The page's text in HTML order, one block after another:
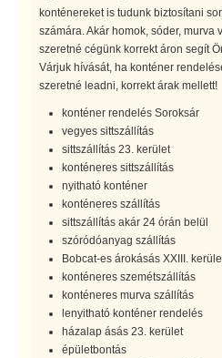
konténereket is tudunk biztosítani
számára. Akár homok, sóder, murva
szeretné cégünk korrekt áron segít
Várjuk hívását, ha konténer
szeretné leadni, korrekt árak mellett!
konténer rendelés Soroksár
vegyes sittszállítás
sittszállítás 23. kerület
konténeres sittszállítás
nyitható konténer
konténeres szállítás
sittszállítás akár 24 órán belül
szóródóanyag szállítás
Bobcat-es árokásás XXIII.
konténeres szemétszállítás
konténeres murva szállítás
lenyitható konténer rendelés
házalap ásás 23. kerület
épületbontás